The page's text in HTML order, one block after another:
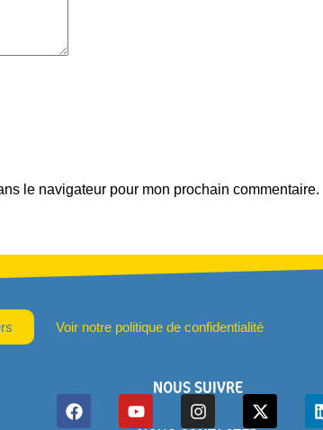
le navigateur pour mon prochain commentaire.
Voir notre politique de confidentialité
NOUS SUIVRE